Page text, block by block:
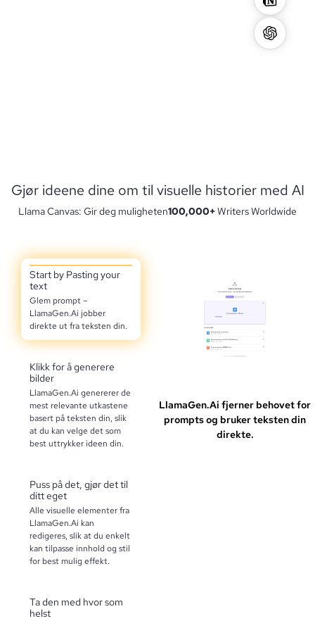
Gjør ideene dine om til visuelle historier med AI
Llama Canvas: Gir deg muligheten100,000+Writers Worldwide
Start by Pasting your
text
Glem prompt –
LlamaGen.Ai jobber
direkte ut fra teksten din.
Klikk for å generere
bilder
LlamaGen.Ai genererer de
mest relevante utkastene
basert på teksten din, slik
at du kan velge det som
best uttrykker ideen din.
Puss på det, gjør det til
ditt eget
Alle visuelle elementer fra
LlamaGen.Ai kan
redigeres, slik at du enkelt
kan tilpasse innhold og stil
for best mulig effekt.
Ta den med hvor som
helst
LlamaGen.Ai fjerner behovet for
prompts og bruker teksten din
direkte.